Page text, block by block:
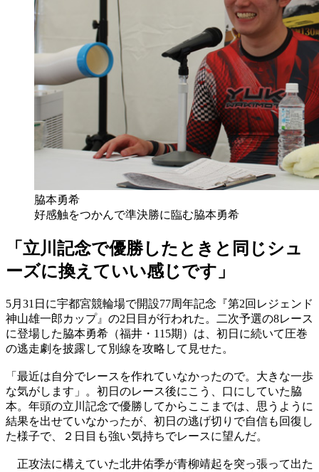
脇本勇希
好感触をつかんで準決勝に臨む脇本勇希
「立川記念で優勝したときと同じシュ
ーズに換えていい感じです」
5月31日に宇都宮競輪場で開設77周年記念『第2回レジェンド
神山雄一郎カップ』の2日目が行われた。二次予選の8レース
に登場した脇本勇希（福井・115期）は、初日に続いて圧巻
の逃走劇を披露して別線を攻略して見せた。
「最近は自分でレースを作れていなかったので。大きな一歩
な気がします」。初日のレース後にこう、口にしていた脇
本。年頭の立川記念で優勝してからここまでは、思うように
結果を出せていなかったが、初日の逃げ切りで自信も回復し
た様子で、２日目も強い気持ちでレースに望んだ。
正攻法に構えていた北井佑季が青柳靖起を突っ張って出た